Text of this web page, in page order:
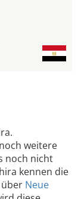
weitere
noch nicht
kennen die
Neue